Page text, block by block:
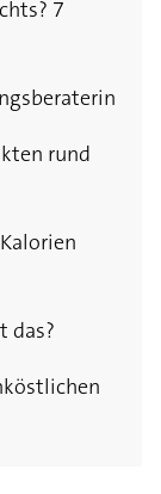
ich
sie
dick?
Wahrheit
für mehr
7
rund
das?